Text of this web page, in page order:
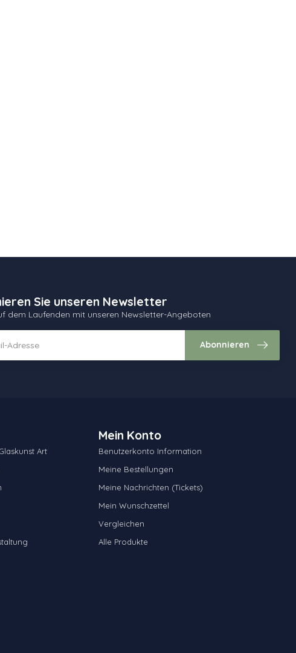
Sie unseren Newsletter
dem Laufenden mit unseren Newsletter-Angeboten
Abonnieren
Art
Mein Konto
Benutzerkonto Information
Meine Bestellungen
Meine Nachrichten (Tickets)
Mein Wunschzettel
Vergleichen
Alle Produkte